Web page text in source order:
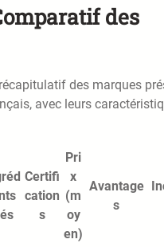
des
des marques
avec leurs
Certifi
cation
s
Pri
x
(m
oy
en)
Avantage
s